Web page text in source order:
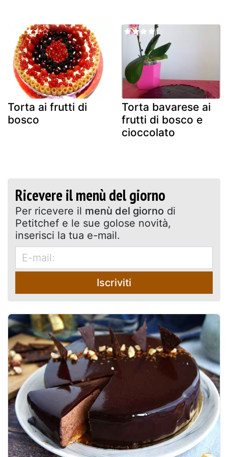
Torta ai frutti di
bosco
Torta bavarese ai
frutti di bosco e
cioccolato
Ricevere il menù del giorno
Per ricevere il menù del giorno di
Petitchef e le sue golose novità,
inserisci la tua e-mail.
Iscriviti